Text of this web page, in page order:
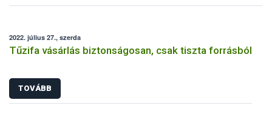
2022. július 27., szerda
Tűzifa vásárlás biztonságosan, csak tiszta forrásból
TOVÁBB